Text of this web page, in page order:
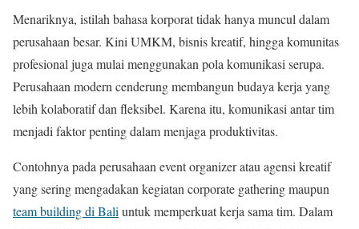
Menariknya, istilah bahasa korporat tidak hanya muncul dalam
perusahaan besar. Kini UMKM, bisnis kreatif, hingga komunitas
profesional juga mulai menggunakan pola komunikasi serupa.
Perusahaan modern cenderung membangun budaya kerja yang
lebih kolaboratif dan fleksibel. Karena itu, komunikasi antar tim
menjadi faktor penting dalam menjaga produktivitas.
Contohnya pada perusahaan event organizer atau agensi kreatif
yang sering mengadakan kegiatan corporate gathering maupun
team building di Baliuntuk memperkuat kerja sama tim. Dalam